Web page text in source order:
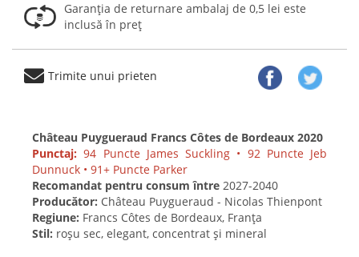
Garanția de returnare ambalaj de 0,5 lei este
inclusă în preț
Trimite unui prieten
Château Puygueraud Francs Côtes de Bordeaux 2020
Punctaj: 94 Puncte James Suckling • 92 Puncte Jeb
Dunnuck • 91+ Puncte Parker
Recomandat pentru consum între 2027-2040
Producător: Château Puygueraud - Nicolas Thienpont
Regiune: Francs Côtes de Bordeaux, Franța
Stil: roșu sec, elegant, concentrat și mineral